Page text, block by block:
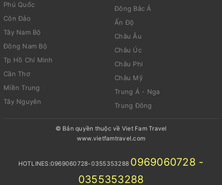
Phú Quốc
Côn Đảo
Tây Nam Bộ
Đông Nam Bộ
Tp Hồ Chí Minh
Cần Thơ
Miền Trung
Tây Nguyên
Đông Bắc Á
Ấn Độ
Châu Âu
Châu Úc
Châu Phi
Châu Mỹ
Trung Á - Nga
Trung Đông
© Bản quyền thuộc về Viet Fam Travel
www.vietfamtravel.com
HOTLINES:0969060728-0355353288 0969060728 -
0355353288